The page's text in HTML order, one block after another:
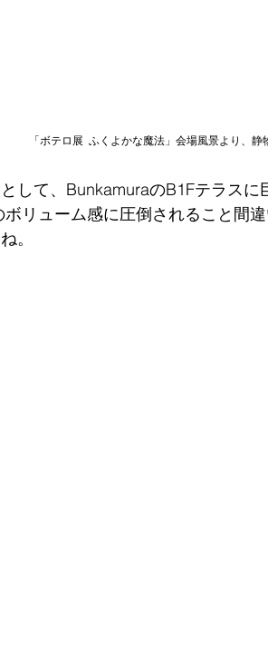
「ボテロ展  ふくよかな魔法」会場風景より、静
して、BunkamuraのB1Fテラスに
ボリューム感に圧倒されること間
。